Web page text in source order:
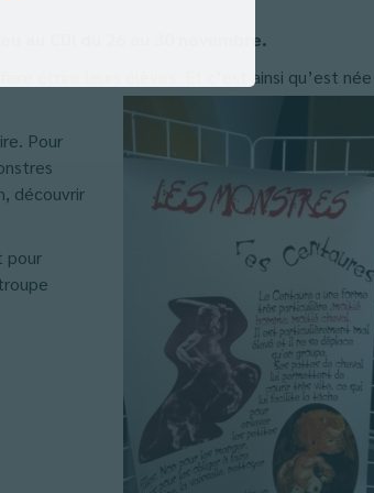
au CDI du 26 au 30 novembre.
écrire leurs élèves. Et c’est ainsi qu’est née
Pour
découvrir
pour